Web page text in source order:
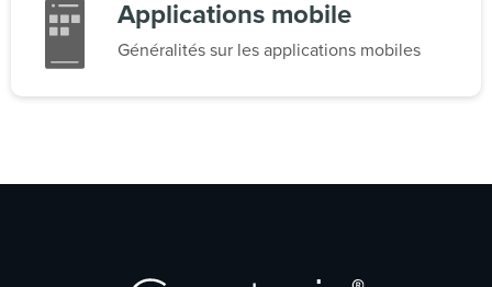
Applications mobile
Généralités sur les applications mobiles